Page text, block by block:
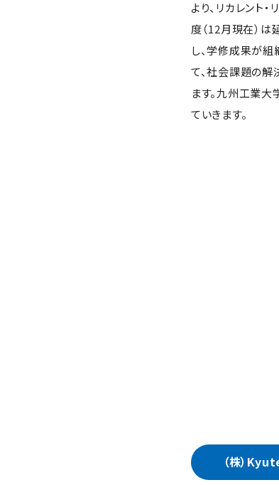
より、リカレント
度（12月現在）
し、学修成果が組
て、社会課題の
ます。九州工業
ていきます。
（株）